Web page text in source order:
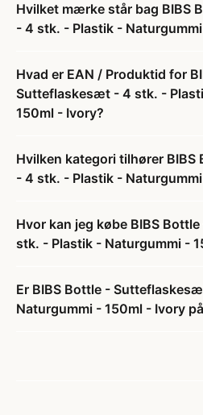
Hvilket mærke står bag BIBS
- 4 stk. - Plastik -
Hvad er EAN / Produktid for
Sutteflaskesæt - 4 stk. -
150ml - Ivory?
Hvilken kategori tilhører
- 4 stk. - Plastik -
Hvor kan jeg købe BIBS
stk. - Plastik - Naturgummi -
Er BIBS Bottle -
Naturgummi - 150ml - Ivory